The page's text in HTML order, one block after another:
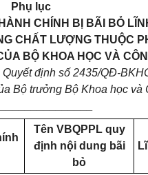
Phụ lục
CHÍNH BỊ BÃI BỎ
CHẤT LƯỢNG THUỘC
BỘ KHOA HỌC VÀ
Quyết định số 2435/QĐ-
Bộ trưởng Bộ Khoa học và
Tên VBQPPL quy
định nội dung bãi
bỏ